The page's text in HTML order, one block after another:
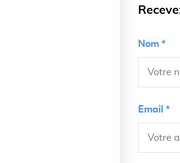
Nom *
Email *